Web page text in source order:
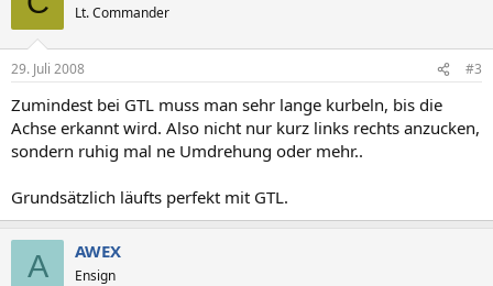
Lt. Commander
29. Juli 2008 #3
Zumindest bei GTL muss man sehr lange kurbeln, bis die
Achse erkannt wird. Also nicht nur kurz links rechts anzucken,
sondern ruhig mal ne Umdrehung oder mehr..
Grundsätzlich läufts perfekt mit GTL.
A AWEX
Ensign